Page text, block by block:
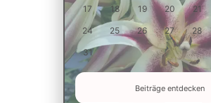
17 18 19 20 21
24 25 26 27 28
31
Beiträge entdecken